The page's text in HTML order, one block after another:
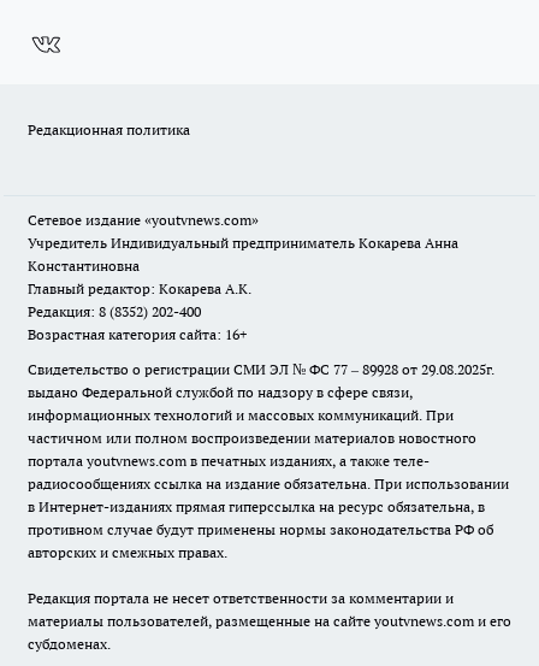
Редакционная политика
Сетевое издание «youtvnews.com»
Учредитель Индивидуальный предприниматель Кокарева Анна
Константиновна
Главный редактор: Кокарева А.К.
Редакция: 8 (8352) 202-400
Возрастная категория сайта: 16+
Свидетельство о регистрации СМИ ЭЛ № ФС 77 – 89928 от 29.08.2025г.
выдано Федеральной службой по надзору в сфере связи,
информационных технологий и массовых коммуникаций. При
частичном или полном воспроизведении материалов новостного
портала youtvnews.com в печатных изданиях, а также теле-
радиосообщениях ссылка на издание обязательна. При использовании
в Интернет-изданиях прямая гиперссылка на ресурс обязательна, в
противном случае будут применены нормы законодательства РФ об
авторских и смежных правах.
Редакция портала не несет ответственности за комментарии и
материалы пользователей, размещенные на сайте youtvnews.com и его
субдоменах.